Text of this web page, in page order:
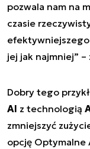
pozwala nam na
czasie
jej jak najmniej” –
Dobry tego
AI z technologią
zmniejszyć
opcję Optymalne